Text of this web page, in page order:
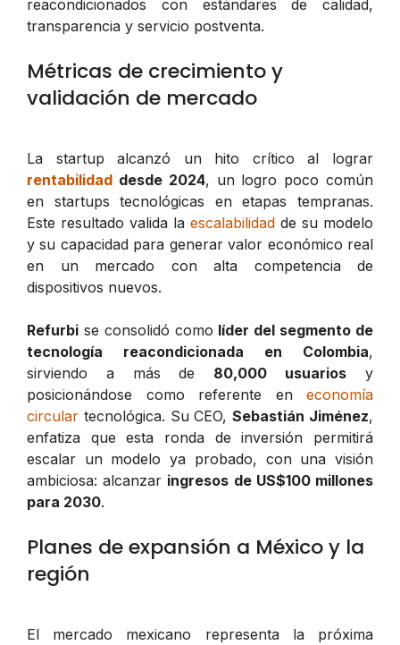
reacondicionados con estándares de calidad,
transparencia y servicio postventa.
Métricas de crecimiento y
validación de mercado
La startup alcanzó un hito crítico al lograr
rentabilidad desde 2024, un logro poco común
en startups tecnológicas en etapas tempranas.
Este resultado valida la escalabilidad de su modelo
y su capacidad para generar valor económico real
en un mercado con alta competencia de
dispositivos nuevos.
Refurbi se consolidó como líder del segmento de
tecnología reacondicionada en Colombia,
sirviendo a más de 80,000 usuarios y
posicionándose como referente en economía
circular tecnológica. Su CEO,Sebastián Jiménez,
enfatiza que esta ronda de inversión permitirá
escalar un modelo ya probado, con una visión
ambiciosa: alcanzar ingresos de US$100 millones
para 2030.
Planes de expansión a México y la
región
El mercado mexicano representa la próxima